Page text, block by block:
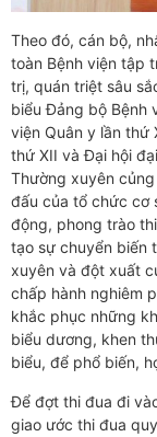
Theo đó, cán bộ,
toàn Bệnh viện tập
trị, quán triệt sâu
biểu Đảng bộ Bệnh
viện Quân y lần thứ
thứ XII và Đại hội
Thường xuyên
đấu của tổ chức cơ
động, phong trào
tạo sự chuyển biến
xuyên và đột xuất
chấp hành nghiêm
khắc phục những
biểu dương, khen
biểu, để phổ biến,
Để đợt thi đua đi
giao ước thi đua